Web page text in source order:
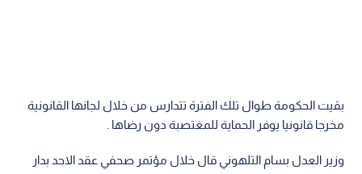
بقيت الحكومة طوال تلك الفترة تتدارس من خلال لجانها القانونية
مخرجا قانونيا يوفر الحماية للمغتصبة دون رضاها .
وزير العدل بسام التلهوني قال خلال مؤتمر صحفي عقد الاحد بدار